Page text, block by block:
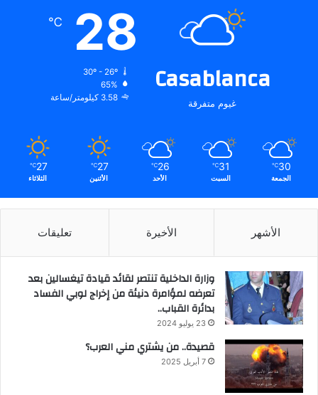
Casablanca
غيوم متفرقة
28
℃
30º - 26º
65%
3.58 كيلومتر/ساعة
30
℃
الجمعة
31
℃
السبت
26
℃
الأحد
27
℃
الأثنين
27
℃
الثلاثاء
الأشهر الأخيرة تعليقات
وزارة الداخلية تنتصر لقائد قيادة تيغسالين بعد
تعرضه لمؤامرة دنيئة من إخراج لوبي الفساد
بدائرة القباب..
23 يوليو 2024
قصيدة.. من يشتري مني العرب؟
7 أبريل 2025